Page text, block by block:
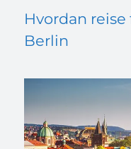
Hvordan
Berlin